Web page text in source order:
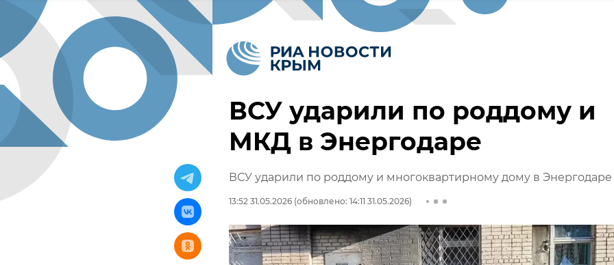
ВСУ ударили по роддому и
МКД в Энергодаре
ВСУ ударили по роддому и многоквартирному дому в Энергодаре
13:52 31.05.2026 (обновлено: 14:11 31.05.2026)